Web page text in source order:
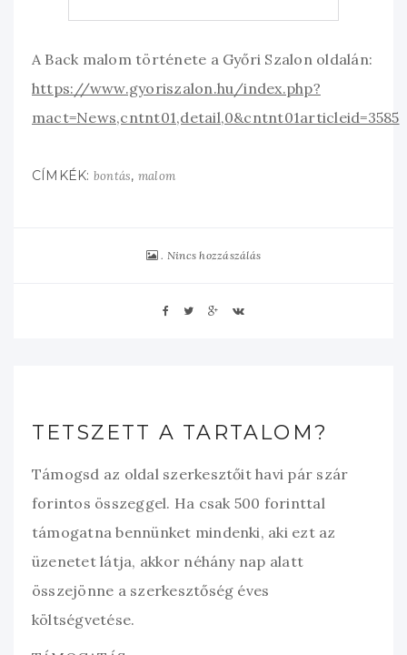
A Back malom története a Győri Szalon oldalán:
https://www.gyoriszalon.hu/index.php?
mact=News,cntnt01,detail,0&cntnt01articleid=3585
CÍMKÉK: bontás, malom
Nincs hozzászálás
TETSZETT A TARTALOM?
Támogsd az oldal szerkesztőit havi pár szár
forintos összeggel. Ha csak 500 forinttal
támogatna bennünket mindenki, aki ezt az
üzenetet látja, akkor néhány nap alatt
összejönne a szerkesztőség éves
költségvetése.